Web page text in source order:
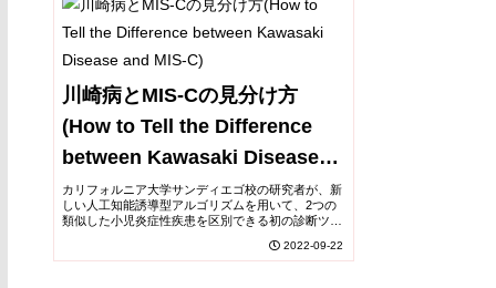
川崎病とMIS-Cの見分け方
(How to Tell the Difference
between Kawasaki Disease
and MIS-C)
カリフォルニア大学サンディエゴ校の研究者が、新
しい人工知能誘導型アルゴリズムを用いて、2つの
類似した小児炎症性疾患を区別できる初の診断ツー
2022-09-22